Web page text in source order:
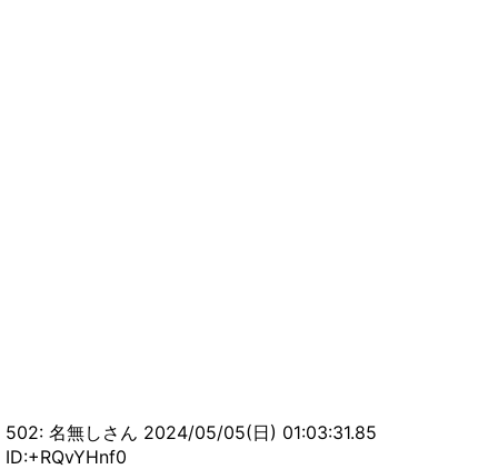
502: 名無しさん 2024/05/05(日) 01:03:31.85
ID:+RQvYHnf0